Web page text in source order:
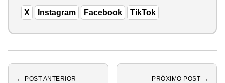
X Instagram Facebook TikTok
← POST ANTERIOR PRÓXIMO POST →